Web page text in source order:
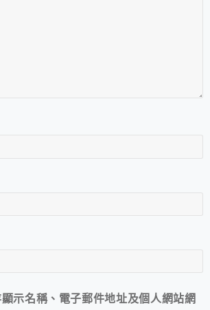
示名稱、電子郵件地址及個人網站網